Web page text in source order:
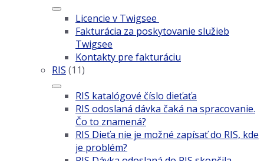
Licencie v Twigsee
Fakturácia za poskytovanie služieb
Twigsee
Kontakty pre fakturáciu
RIS (11)
RIS katalógové číslo dieťaťa
RIS odoslaná dávka čaká na spracovanie.
Čo to znamená?
RIS Dieťa nie je možné zapísať do RIS, kde
je problém?